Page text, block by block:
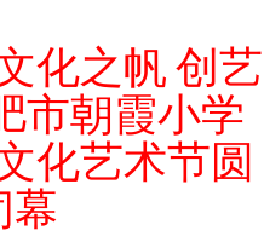
化之帆 创艺
市朝霞小学
化艺术节圆
幕